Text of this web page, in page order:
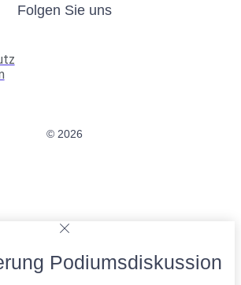
Folgen Sie uns
© 2026
Podiumsdiskussion